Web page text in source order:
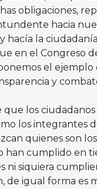
obligaciones,
hacia
hacía la
en el Congreso
el ejemplo
y
que los ciudadanos
los integrantes
quienes son
han cumplido en
ni siquiera
de igual forma es